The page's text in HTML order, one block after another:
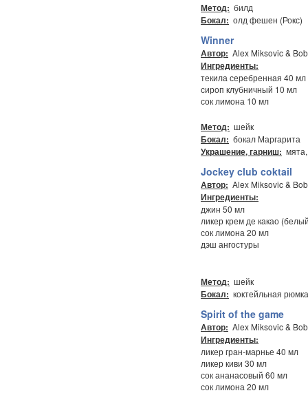
Метод: билд
Бокал: олд фешен (Рокс)
Winner
Автор: Alex Miksovic &
Ингредиенты:
текила серебренная 40 мл
сироп клубничный 10 мл
сок лимона 10 мл
Метод: шейк
Бокал: бокал Маргарита
Украшение, гарниш:
Jockey club coktail
Автор: Alex Miksovic &
Ингредиенты:
джин 50 мл
ликер крем де какао
сок лимона 20 мл
дэш ангостуры
Метод: шейк
Бокал: коктейльная рюмка
Spirit of the game
Автор: Alex Miksovic &
Ингредиенты:
ликер гран-марнье 40 мл
ликер киви 30 мл
сок ананасовый 60 мл
сок лимона 20 мл